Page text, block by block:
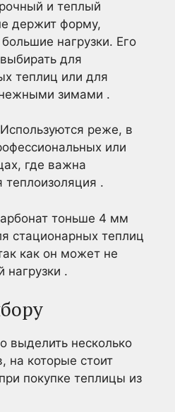
и теплый
держит форму,
нагрузки. Его
для
теплиц или для
зимами .
Используются реже, в
или
где важна
теплоизоляция .
тоньше 4 мм
стационарных теплиц
как он может не
нагрузки .
выделить несколько
на которые стоит
покупке теплицы из